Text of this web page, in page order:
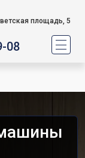
площадь, 5
08